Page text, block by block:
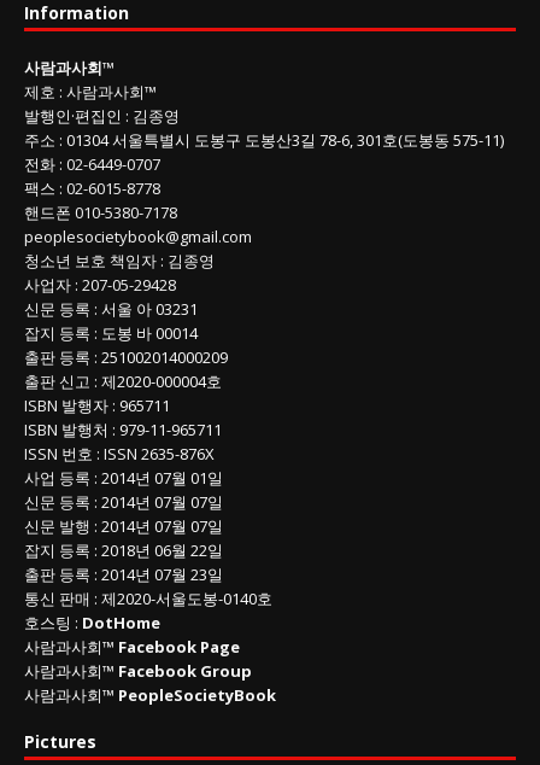
회
목
록
Information
사람과사회™
제호 : 사람과사회™
발행인·편집인 : 김종영
주소 : 01304서울특별시 도봉구 도봉산3길 78-6, 301호(도봉동 575-11)
전화 : 02-6449-0707
팩스 : 02-6015-8778
핸드폰 010-5380-7178
peoplesocietybook@gmail.com
청소년 보호 책임자 : 김종영
사업자 : 207-05-29428
신문 등록 : 서울 아 03231
잡지 등록 : 도봉 바 00014
출판 등록 : 251002014000209
출판 신고 : 제2020-000004호
ISBN 발행자 : 965711
ISBN 발행처 : 979-11-965711
ISSN 번호 : ISSN 2635-876X
사업 등록 : 2014년 07월 01일
신문 등록 : 2014년 07월 07일
신문 발행 : 2014년 07월 07일
잡지 등록 : 2018년 06월 22일
출판 등록 : 2014년 07월 23일
통신 판매 : 제2020-서울도봉-0140호
호스팅 : DotHome
사람과사회™ Facebook Page
사람과사회™ Facebook Group
사람과사회™ PeopleSocietyBook
Pictures